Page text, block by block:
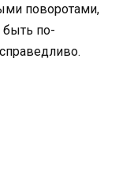
поворотами,
по-